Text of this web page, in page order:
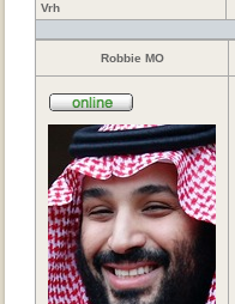
Vrh
Robbie MO